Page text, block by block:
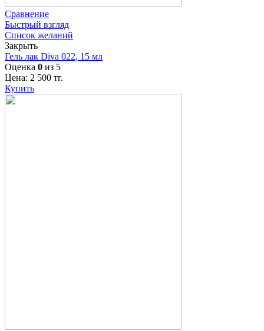
Сравнение
Быстрый взгляд
Список желаний
Закрыть
Гель лак Diva 022, 15 мл
Оценка 0 из 5
Цена: 2 500 тг.
Купить